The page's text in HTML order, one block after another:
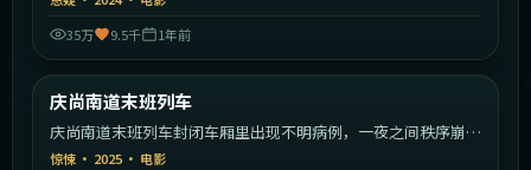
35万
9.5千 1年前
热门
庆尚南道末班列车
庆尚南道末班列车封闭车厢里出现不明病例，一夜之间秩序崩
塌。
惊悚 · 2025 · 电影